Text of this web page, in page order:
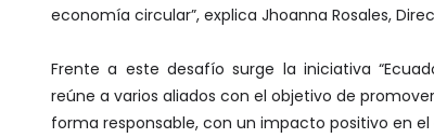
economía circular”, explica Jhoanna Rosales,
Frente a este desafío surge la iniciativa
reúne a varios aliados con el objetivo de
forma responsable, con un impacto positivo en